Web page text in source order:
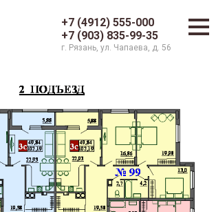
+7 (4912) 555-000
+7 (903) 835-99-35
г. Рязань, ул. Чапаева, д. 56